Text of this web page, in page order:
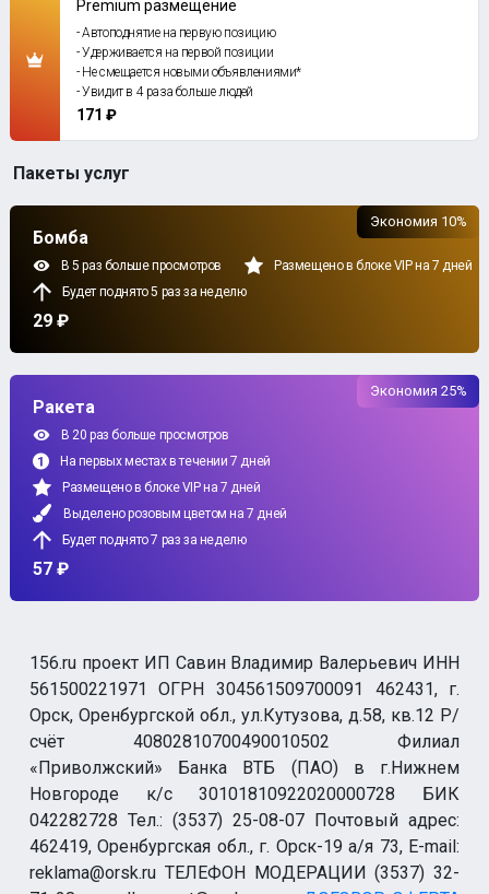
Premium размещение
- Автоподнятие на первую позицию
- Удерживается на первой позиции
- Не смещается новыми объявлениями*
- Увидит в 4 раза больше людей
171 ₽
Пакеты услуг
Бомба
В 5 раз больше просмотров
Размещено в блоке VIP на 7 дней
Будет поднято 5 раз за неделю
29 ₽
Экономия 10%
Ракета
В 20 раз больше просмотров
На первых местах в течении 7 дней
Размещено в блоке VIP на 7 дней
Выделено розовым цветом на 7 дней
Будет поднято 7 раз за неделю
57 ₽
Экономия 25%
156.ru проект ИП Савин Владимир Валерьевич ИНН
561500221971 ОГРН 304561509700091 462431, г.
Орск, Оренбургской обл., ул.Кутузова, д.58, кв.12 Р/
счёт 40802810700490010502 Филиал
«Приволжский» Банка ВТБ (ПАО) в г.Нижнем
Новгороде к/с 30101810922020000728 БИК
042282728 Тел.: (3537) 25-08-07 Почтовый адрес:
462419, Оренбургская обл., г. Орск-19 а/я 73, E-mail:
reklama@orsk.ru ТЕЛЕФОН МОДЕРАЦИИ (3537) 32-